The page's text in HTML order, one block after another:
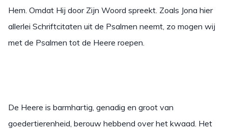
Hem. Omdat Hij door Zijn Woord spreekt. Zoals Jona hier
allerlei Schriftcitaten uit de Psalmen neemt, zo mogen wij
met de Psalmen tot de Heere roepen.
De Heere is barmhartig, genadig en groot van
goedertierenheid, berouw hebbend over het kwaad. Het